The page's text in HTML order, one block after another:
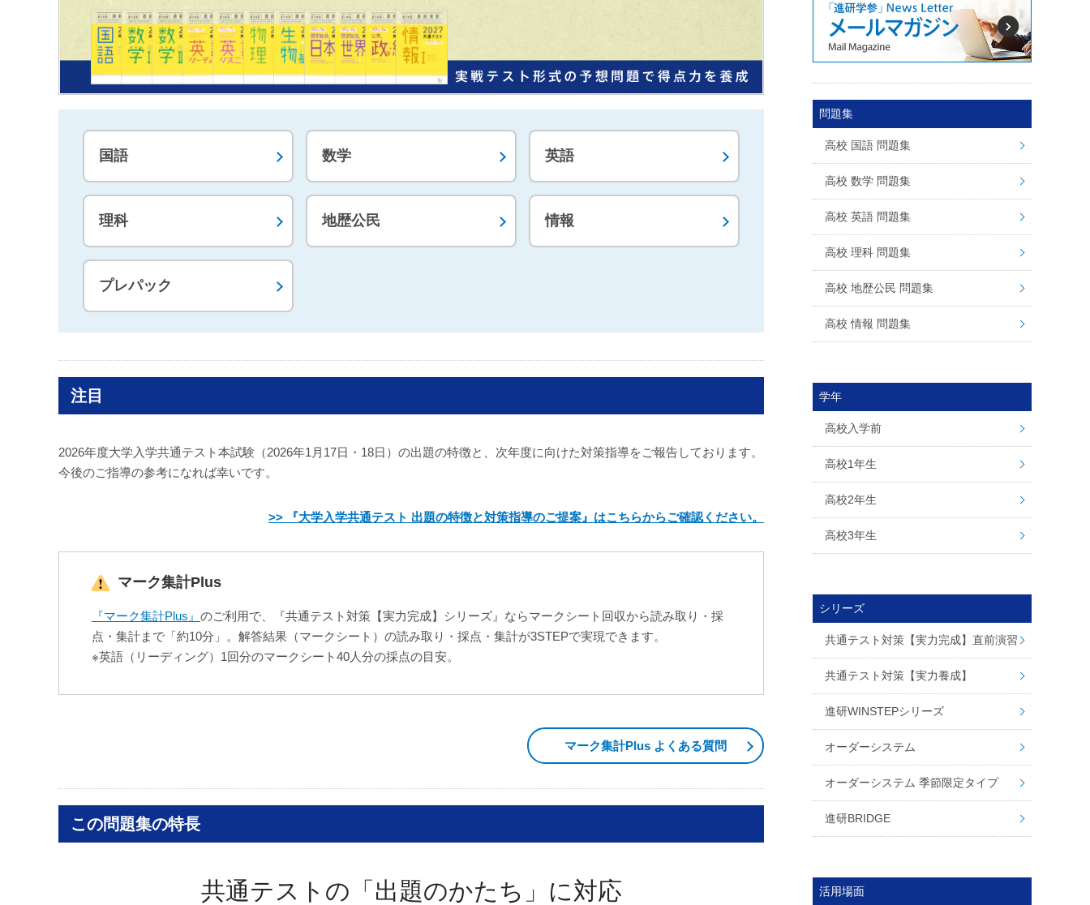
問題集
高校 国語 問題集
高校 数学 問題集
高校 英語 問題集
高校 理科 問題集
高校 地歴公民 問題集
高校 情報 問題集
学年
高校入学前
高校1年生
高校2年生
高校3年生
シリーズ
共通テスト対策【実力完成】直前演習
共通テスト対策【実力養成】
進研WINSTEPシリーズ
オーダーシステム
オーダーシステム 季節限定タイプ
進研BRIDGE
活用場面
国語 数学 英語
理科 地歴公民 情報
プレパック
注目
2026年度大学入学共通テスト本試験（2026年1月17日・18日）の出題の特徴と、次年度に向けた対策指導をご報告しております。
今後のご指導の参考になれば幸いです。
>> 『大学入学共通テスト 出題の特徴と対策指導のご提案』はこちらからご確認ください。
マーク集計Plus
『マーク集計Plus』 のご利用で、『共通テスト対策【実力完成】シリーズ』ならマークシート回収から読み取り・採
点・集計まで「約10分」。解答結果（マークシート）の読み取り・採点・集計が3STEPで実現できます。
※英語（リーディング）1回分のマークシート40人分の採点の目安。
マーク集計Plus よくある質問
この問題集の特長
共通テストの 「出題のかたち」に対応